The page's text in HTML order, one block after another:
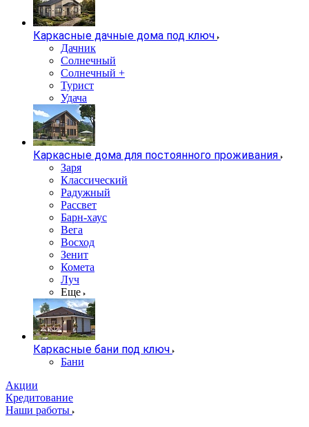
Каркасные дачные дома под ключ
Дачник
Солнечный
Солнечный +
Турист
Удача
Каркасные дома для постоянного проживания
Заря
Классический
Радужный
Рассвет
Барн-хаус
Вега
Восход
Зенит
Комета
Луч
Еще
Каркасные бани под ключ
Бани
Акции
Кредитование
Наши работы